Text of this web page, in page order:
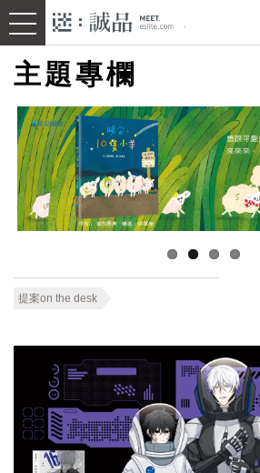
主題專欄
提案on the desk